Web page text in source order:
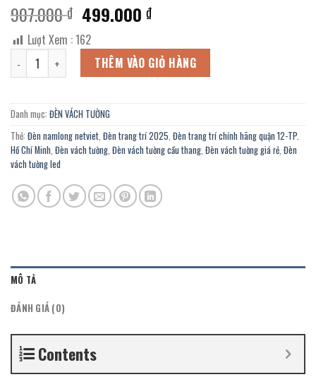
907.000₫ Giá
gốc
là:
907.000 ₫.
499.000₫Giá
tại
là:
499.000 ₫.
Lượt Xem :162
Đèn vách tường led VT301-MỚI 2025 số lượng
THÊM VÀO GIỎ HÀNG
Danh mục: ĐÈN VÁCH TƯỜNG
Thẻ: Đèn namlong netviet, Đèn trang trí 2025, Đèn trang trí chính hãng quận 12-TP.
Hồ Chí Minh, Đèn vách tường, Đèn vách tường cầu thang, Đèn vách tường giá rẻ, Đèn
vách tường led
MÔ TẢ
ĐÁNH GIÁ (0)
Contents